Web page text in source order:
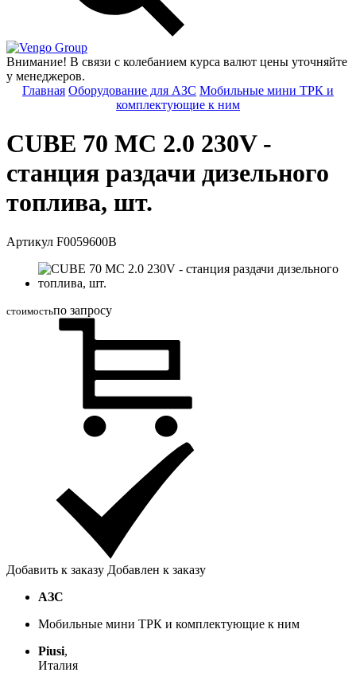
Group
Внимание! В связи с колебанием курса валют цены уточняйте
у менеджеров.
Главная Оборудование для АЗС Мобильные мини ТРК и
комплектующие к ним
CUBE 70 MC 2.0 230V -
станция раздачи дизельного
топлива, шт.
Артикул F0059600B
стоимостьпо запросу
Добавить к заказу Добавлен к заказу
АЗС
Мобильные мини ТРК и комплектующие к ним
Piusi,
Италия